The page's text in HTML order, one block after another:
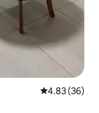
レビュー36
4.83 (36)